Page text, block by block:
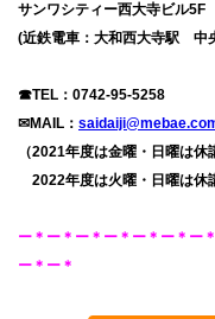
サンワシティー西大寺ビル5F
(近鉄電車：大和西大寺駅 中
☎TEL： 0742-95-5258
✉MAIL：
（2021年度は金曜・日曜は休
2022年度は火曜・日曜は休
ー＊ー＊ー＊ー＊ー＊ー＊ー
ー＊ー＊